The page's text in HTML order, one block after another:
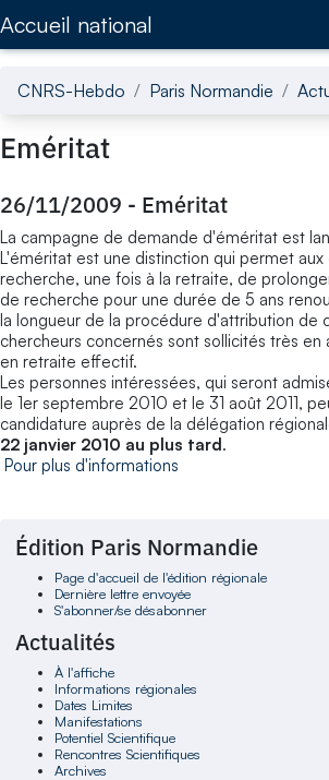
Accueil national
CNRS-Hebdo Paris Normandie
Eméritat
26/11/2009 - Eméritat
La campagne de demande d'éméritat est
L'éméritat est une distinction qui permet
recherche, une fois à la retraite, de
de recherche pour une durée de 5 ans
la longueur de la procédure d'attribution de
chercheurs concernés sont sollicités très
en retraite effectif.
Les personnes intéressées, qui seront
le 1er septembre 2010 et le 31 août 2011,
candidature auprès de la délégation
22 janvier 2010 au plus tard.
Pour plus d'informations
Édition Paris Normandie
Page d'accueil de l'édition régionale
Dernière lettre envoyée
S'abonner/se désabonner
Actualités
À l'affiche
Informations régionales
Dates Limites
Manifestations
Potentiel Scientifique
Rencontres Scientifiques
Archives